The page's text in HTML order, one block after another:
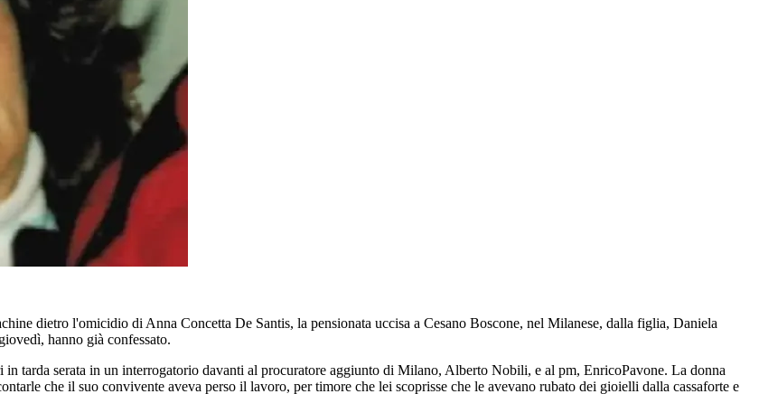
dietro l'omicidio di Anna Concetta De Santis, la pensionata uccisa a Cesano Boscone, nel Milanese, dalla figlia, Daniela
hanno già confessato.
tarda serata in un interrogatorio davanti al procuratore aggiunto di Milano, Alberto Nobili, e al pm, EnricoPavone. La donna
che il suo convivente aveva perso il lavoro, per timore che lei scoprisse che le avevano rubato dei gioielli dalla cassaforte e